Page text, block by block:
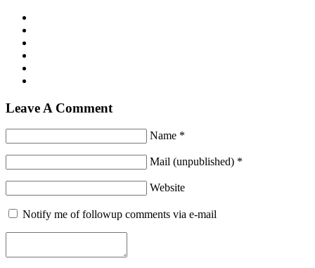
Leave A Comment
Name *
Mail (unpublished) *
Website
Notify me of followup comments via e-mail